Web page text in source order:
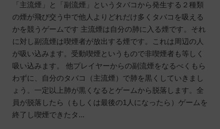
「主流煙」と「副流煙」というタバコから発生する２種類
の煙が飛び交う中で他人よりどれだけ多くタバコを吸える
かを競うゲームです 主流煙は自分の肺に入る煙です。それ
に対し副流煙は喫煙者が放出する煙です。これは周辺の人
が吸い込みます。受動喫煙というもので非喫煙者も等しく
吸い込みます。 他プレイヤーからの副流煙をなるべくもら
わずに、自分のタバコ（主流煙）で肺を黒くしていきまし
ょう。一定以上肺が黒くなるとゲームから脱落します。全
員が脱落したら（もしくは最後の1人になったら）ゲームを
終了し喫煙できたタ...